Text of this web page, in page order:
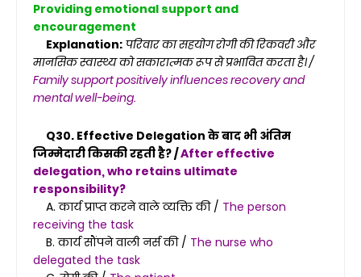
Providing emotional support and
encouragement
Explanation: परिवार का सहयोग रोगी की रिकवरी और
मानसिक स्वास्थ्य को सकारात्मक रूप से प्रभावित करता है। /
Family support positively influences recovery and
mental well-being.
Q30. Effective Delegation के बाद भी अंतिम
जिम्मेदारी किसकी रहती है? /After effective
delegation, who retains ultimate
responsibility?
A. कार्य प्राप्त करने वाले व्यक्ति की / The person
receiving the task
B. कार्य सौंपने वाली नर्स की / The nurse who
delegated the task